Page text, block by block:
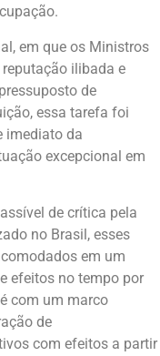
em que os Ministros
ilibada e
de
essa tarefa foi
imediato da
excepcional em
de crítica pela
no Brasil, esses
em um
efeitos no tempo por
com um marco
de
com efeitos a partir